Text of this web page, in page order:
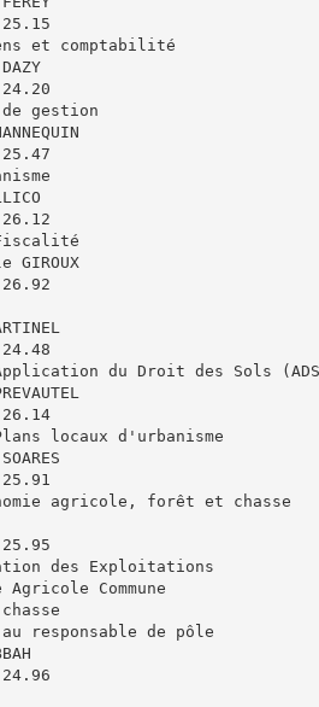
et comptabilité
gestion
GIROUX
du Droit des Sols
locaux d'urbanisme
agricole, forêt et chasse
des Exploitations
Commune
responsable de pôle